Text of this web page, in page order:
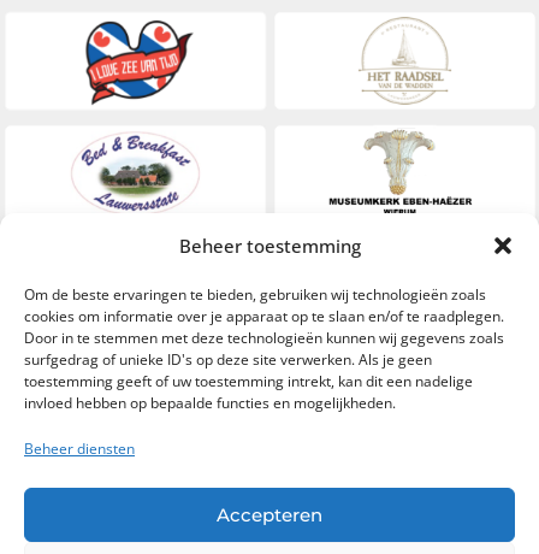
Beheer toestemming
Om de beste ervaringen te bieden, gebruiken wij technologieën zoals
cookies om informatie over je apparaat op te slaan en/of te raadplegen.
Door in te stemmen met deze technologieën kunnen wij gegevens zoals
surfgedrag of unieke ID's op deze site verwerken. Als je geen
toestemming geeft of uw toestemming intrekt, kan dit een nadelige
invloed hebben op bepaalde functies en mogelijkheden.
Beheer diensten
Accepteren